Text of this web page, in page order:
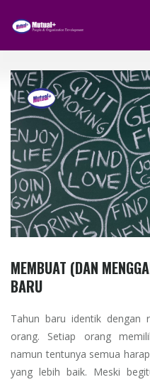
TIPS & KARIR
MEMBUAT (DAN
BARU
Tahun baru identik dengan
orang. Setiap orang
namun tentunya semua
yang lebih baik. Meski